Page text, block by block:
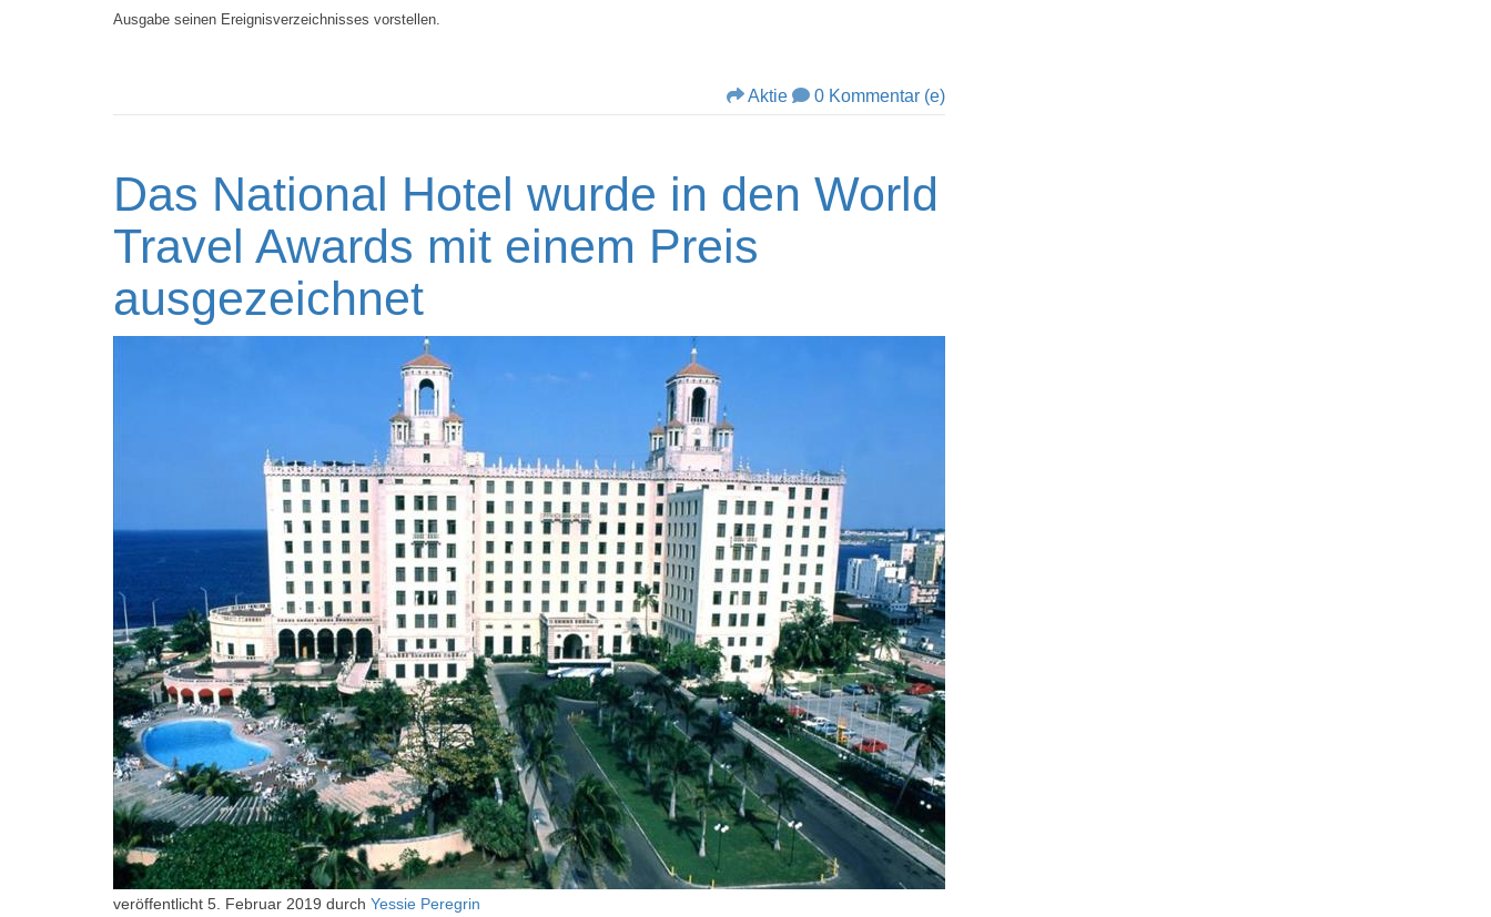
Ausgabe seinen Ereignisverzeichnisses vorstellen.
Aktie 0 Kommentar (e)
Das National Hotel wurde in den World
Travel Awards mit einem Preis
ausgezeichnet
veröffentlicht 5. Februar 2019 durch Yessie Peregrin